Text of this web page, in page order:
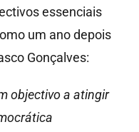
essenciais
um ano depois
Gonçalves:
objectivo a atingir